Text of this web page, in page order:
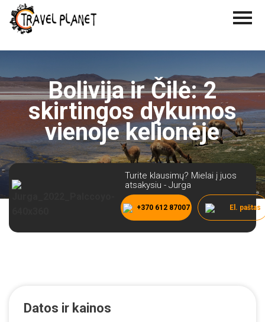
Bolivija ir Čilė: 2
skirtingos dykumos
vienoje kelionėje
Datos ir kainos
Turite klausimų? Mielai į juos
atsakysiu - Jurga
+370 612 87007 El. paštas